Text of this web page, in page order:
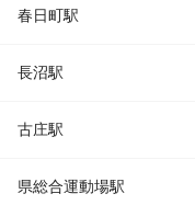
春日町駅
長沼駅
古庄駅
県総合運動場駅